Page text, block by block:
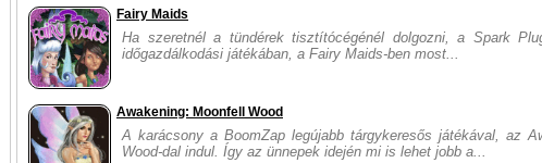
Fairy Maids
Ha szeretnél a tündérek tisztítócégénél dolgozni, a Spark
időgazdálkodási játékában, a Fairy Maids-ben most...
Awakening: Moonfell Wood
A karácsony a BoomZap legújabb tárgykeresős játékával, az
Wood-dal indul. Így az ünnepek idején mi is lehet jobb a...